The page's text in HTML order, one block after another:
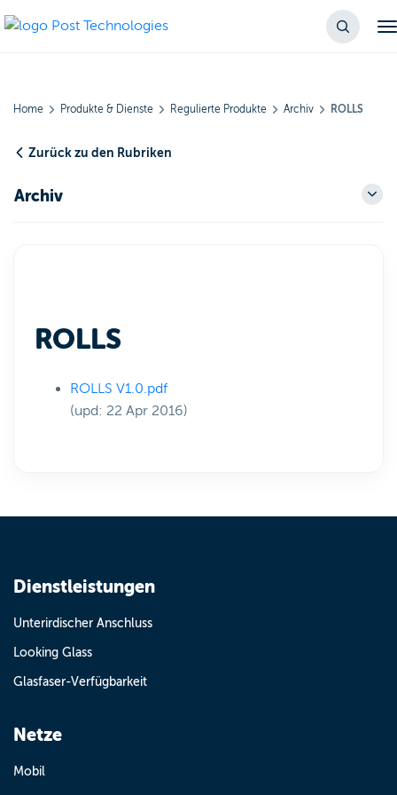
Home Produkte & Dienste Regulierte Produkte Archiv ROLLS
Zurück zu den Rubriken
Archiv
ROLLS
ROLLS V1.0.pdf
(upd: 22 Apr 2016)
Dienstleistungen
Unterirdischer Anschluss
Looking Glass
Glasfaser-Verfügbarkeit
Netze
Mobil